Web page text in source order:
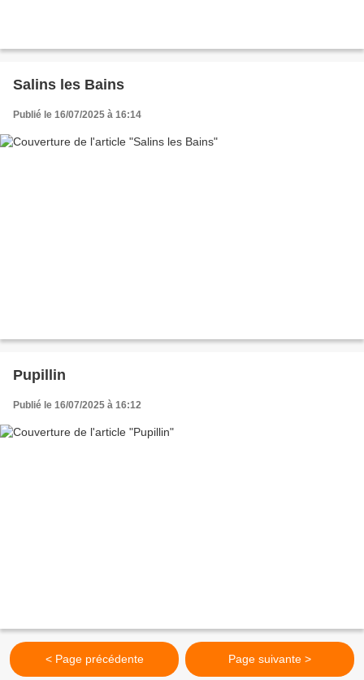
Salins les Bains
Publié le 16/07/2025 à 16:14
Pupillin
Publié le 16/07/2025 à 16:12
< Page précédente Page suivante >